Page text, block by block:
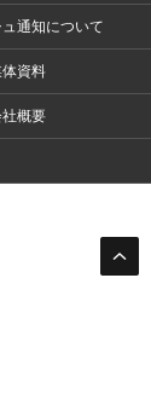
通知について
資料
概要